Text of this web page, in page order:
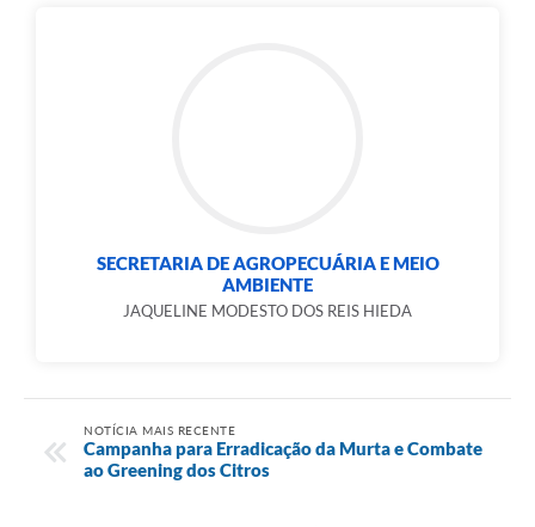
SECRETARIA DE AGROPECUÁRIA E MEIO
AMBIENTE
JAQUELINE MODESTO DOS REIS HIEDA
NOTÍCIA MAIS RECENTE
Campanha para Erradicação da Murta e Combate
ao Greening dos Citros